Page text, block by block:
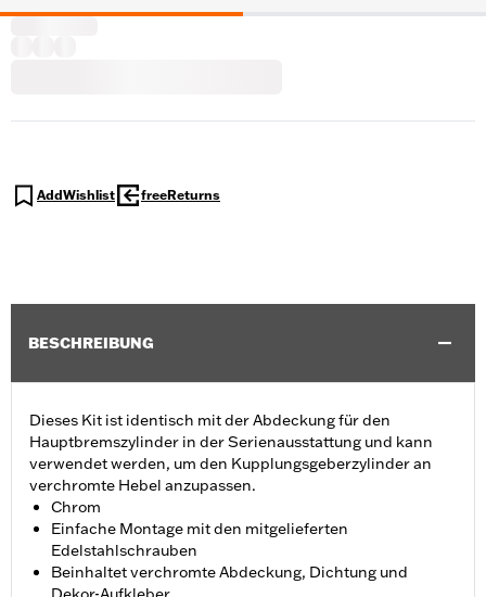
AddWishlist freeReturns
BESCHREIBUNG
Dieses Kit ist identisch mit der Abdeckung für den
Hauptbremszylinder in der Serienausstattung und kann
verwendet werden, um den Kupplungsgeberzylinder an
verchromte Hebel anzupassen.
Chrom
Einfache Montage mit den mitgelieferten
Edelstahlschrauben
Beinhaltet verchromte Abdeckung, Dichtung und